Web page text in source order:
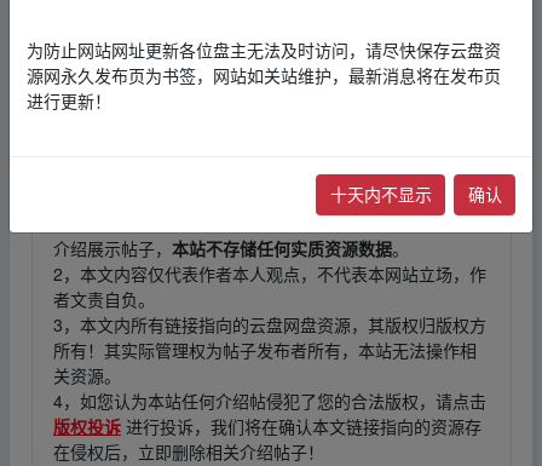
、fr‥om w▪ww.y、un‥pan zi yu▁an.xy z
1，本站所有内容均为站内网盘爱好者分享发布的网盘链接
介绍展示帖子， 本站不存储任何实质资源数据。
2，本文内容仅代表作者本人观点，不代表本网站立场，作
者文责自负。
3，本文内所有链接指向的云盘网盘资源，其版权归版权方
所有！其实际管理权为帖子发布者所有，本站无法操作相
关资源。
4，如您认为本站任何介绍帖侵犯了您的合法版权，请点击
版权投诉 进行投诉，我们将在确认本文链接指向的资源存
在侵权后，立即删除相关介绍帖子！
为防止网站网址更新各位盘主无法及时访问，请尽快保存云盘资
源网永久发布页为书签，网站如关站维护，最新消息将在发布页
进行更新！
十天内不显示 确认